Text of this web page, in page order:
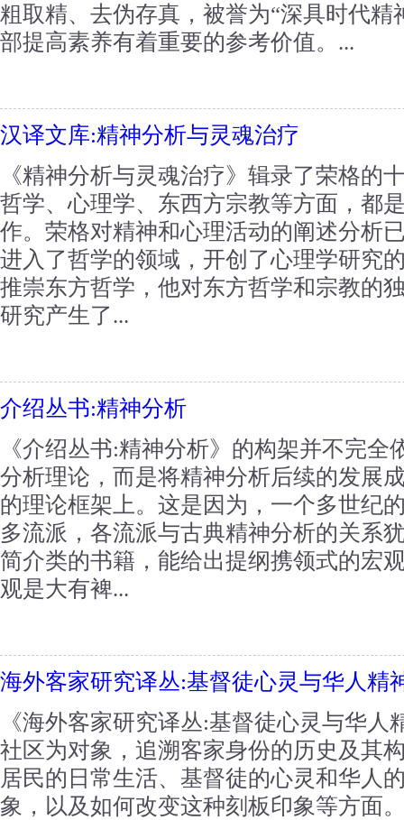
粗取精、去伪存真，被誉为“深具时代精
部提高素养有着重要的参考价值。...
汉译文库:精神分析与灵魂治疗
《精神分析与灵魂治疗》辑录了荣格的
哲学、心理学、东西方宗教等方面，都
作。荣格对精神和心理活动的阐述分析
进入了哲学的领域，开创了心理学研究
推崇东方哲学，他对东方哲学和宗教的
研究产生了...
介绍丛书:精神分析
《介绍丛书:精神分析》的构架并不完
分析理论，而是将精神分析后续的发展
的理论框架上。这是因为，一个多世纪
多流派，各流派与古典精神分析的关系
简介类的书籍，能给出提纲携领式的宏
观是大有裨...
海外客家研究译丛:基督徒心灵与华人精
《海外客家研究译丛:基督徒心灵与华
社区为对象，追溯客家身份的历史及其
居民的日常生活、基督徒的心灵和华人
象，以及如何改变这种刻板印象等方面